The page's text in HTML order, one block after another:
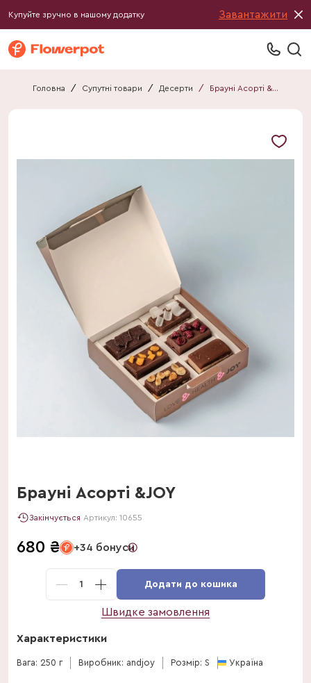
Купуйте зручно в нашому додатку Завантажити
Головна / Супутні товари / Десерти / Брауні Асорті &JOY
Брауні Асорті &JOY
Закінчується Артикул: 10655
680 ₴ +34 бонуси
1 Додати до кошика
Швидке замовлення
Характеристики
Вага: 250 г Виробник: andjoy Розмір: S Україна